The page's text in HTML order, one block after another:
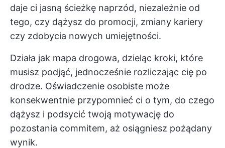
daje ci jasną ścieżkę naprzód, niezależnie od
tego, czy dążysz do promocji, zmiany kariery
czy zdobycia nowych umiejętności.
Działa jak mapa drogowa, dzieląc kroki, które
musisz podjąć, jednocześnie rozliczając cię po
drodze. Oświadczenie osobiste może
konsekwentnie przypomnieć ci o tym, do czego
dążysz i podsycić twoją motywację do
pozostania commitem, aż osiągniesz pożądany
wynik.